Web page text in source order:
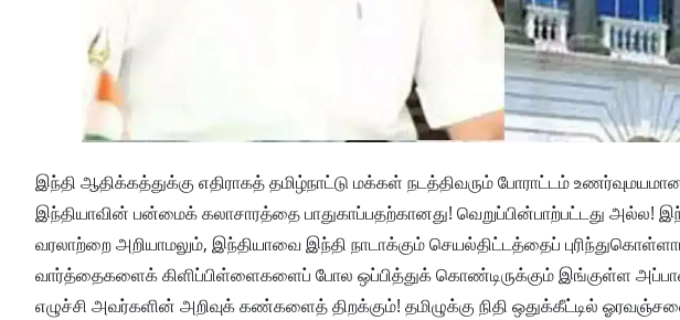
இந்தி ஆதிக்கத்துக்கு எதிராகத் தமிழ்நாட்டு மக்கள் நடத்திவரும் போராட்டம்
இந்தியாவின் பன்மைக் கலாசாரத்தை பாதுகாப்பதற்கானது! வெறுப்பின்பாற்பட்டது அல்ல!
வரலாற்றை அறியாமலும், இந்தியாவை இந்தி நாடாக்கும் செயல்திட்டத்தைப்
வார்த்தைகளைக் கிளிப்பிள்ளைகளைப் போல ஒப்பித்துக் கொண்டிருக்கும் இங்குள்ள
எழுச்சி அவர்களின் அறிவுக் கண்களைத் திறக்கும்! தமிழுக்கு நிதி ஒதுக்கீட்டில்